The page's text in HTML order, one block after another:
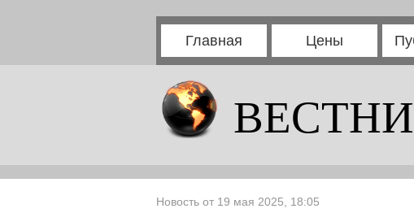
Главная Цены
Новость от 19 мая 2025, 18:05